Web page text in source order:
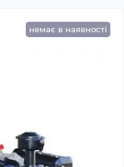
немає в наявності